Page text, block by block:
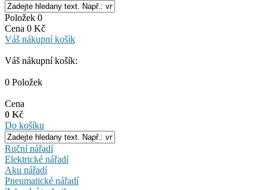
Položek 0
Cena 0 Kč
Váš nákupní košík
Váš nákupní košík:
0 Položek
Cena
0 Kč
Do košíku
Ruční nářadí
Elektrické nářadí
Aku nářadí
Pneumatické nářadí